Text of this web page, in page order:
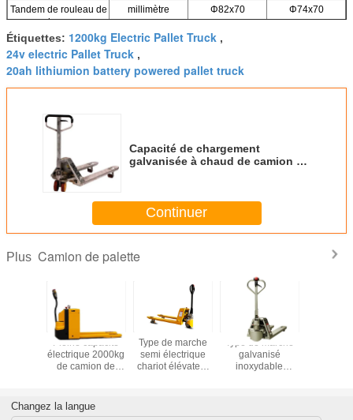
Tandem de rouleau de
charge
millimètre Φ82x70 Φ74x70
Taille de fourchette millimètre
Fourchettes globales B
de largeur
millimètre
Étiquettes: 1200kg Electric Pallet Truck ,
24v electric Pallet Truck ,
20ah lithiumion battery powered pallet truck
Capacité de chargement
galvanisée à chaud de camion de
Continuer
Plus Camion de palette
main
Pleine capacité
électrique 2000kg
de camion de
Type de marche
semi électrique
chariot élévateur
palette
Type de marche
galvanisé
inoxydable
d'ET20MH-P-F de
Changez la langue